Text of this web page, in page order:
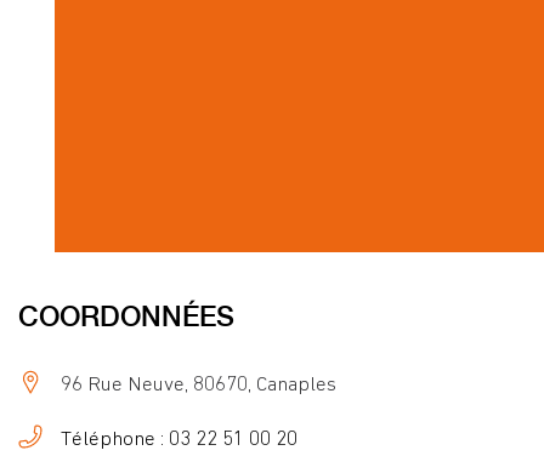
COORDONNÉES
96 Rue Neuve, 80670, Canaples
Téléphone : 03 22 51 00 20